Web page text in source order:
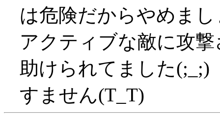
は危険だからやめま
アクティブな敵に攻
助けられてました(;_;)
すません(T_T)